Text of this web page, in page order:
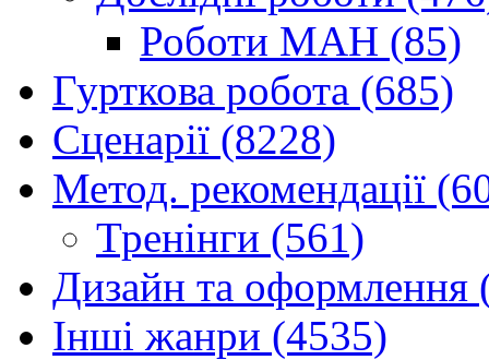
Роботи МАН (85)
Гурткова робота (685)
Сценарії (8228)
Метод. рекомендації
Тренінги (561)
Дизайн та оформлення
Інші жанри (4535)